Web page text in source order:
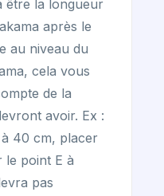
être la longueur
après le
au niveau du
cela vous
de la
avoir. Ex :
40 cm, placer
le point E à
pas